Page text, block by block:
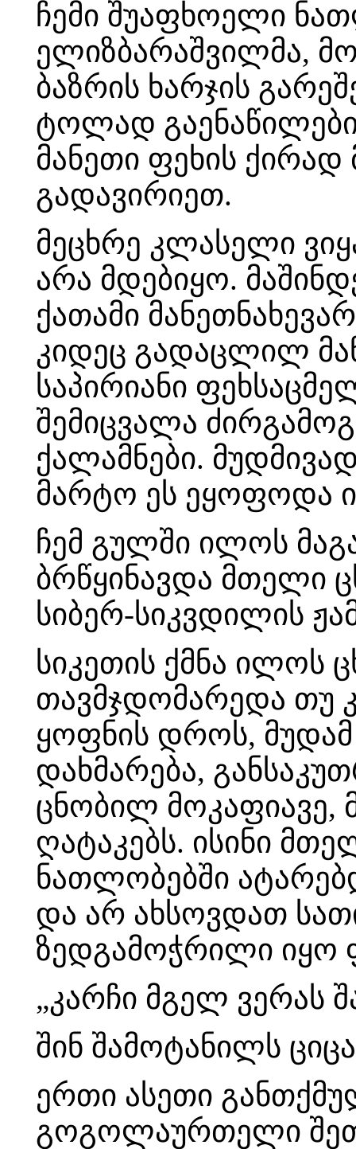
ჩემი შუაფხოელი
ელიზბარაშვილმა,
ბაზრის ხარჯის
ტოლად
მანეთი ფეხის ქირად
გადავირიეთ.
მეცხრე კლასელი
არა მდებიყო.
ქათამი
კიდეც გადაცლილ
საპირიანი
შემიცვალა
ქალამნები.
მარტო ეს
ჩემ გულში ილოს
ბრწყინავდა მთელი
სიბერ-სიკვდილის
სიკეთის ქმნა ილოს
თავმჯდომარედა თუ
ყოფნის დროს,
დახმარება,
ცნობილ მოკაფიავე,
ღატაკებს. ისინი
ნათლობებში
და არ ახსოვდათ
ზედგამოჭრილი იყო
„კარჩი მგელ ვერას
შინ შამოტანილს
ერთი ასეთი
გოგოლაურთელი